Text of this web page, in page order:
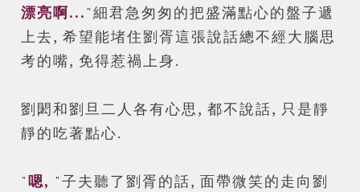
漂亮啊..."細君急匆匆的把盛滿點心的盤子遞
上去, 希望能堵住劉胥這張說話總不經大腦思
考的嘴, 免得惹禍上身.
劉閎和劉旦二人各有心思, 都不說話, 只是靜
靜的吃著點心.
"嗯, "子夫聽了劉胥的話, 面帶微笑的走向劉